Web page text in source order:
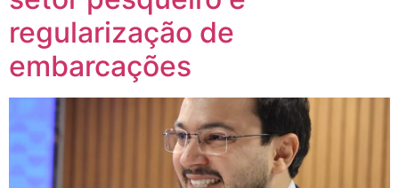
regularização de
embarcações